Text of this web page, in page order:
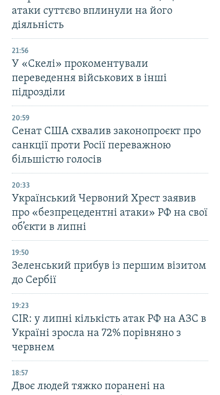
атаки суттєво вплинули на його
діяльність
21:56
У «Скелі» прокоментували
переведення військових в інші
підрозділи
20:59
Cенат США схвалив законопроєкт про
санкції проти Росії переважною
більшістю голосів
20:33
Український Червоний Хрест заявив
про «безпрецедентні атаки» РФ на свої
об’єкти в липні
19:50
Зеленський прибув із першим візитом
до Сербії
19:23
CIR: у липні кількість атак РФ на АЗС в
Україні зросла на 72% порівняно з
червнем
18:57
Двоє людей тяжко поранені на